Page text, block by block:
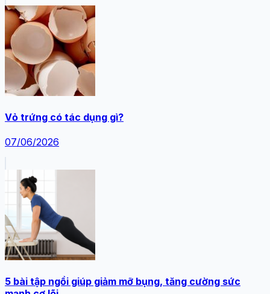
Vỏ trứng có tác dụng gì?
07/06/2026
5 bài tập ngồi giúp giảm mỡ bụng, tăng cường sức